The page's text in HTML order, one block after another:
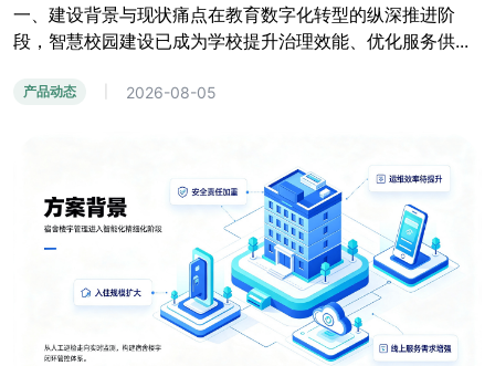
一、建设背景与现状痛点在教育数字化转型的纵深推进阶
段，智慧校园建设已成为学校提升治理效能、优化服务供...
产品动态 2026-08-05